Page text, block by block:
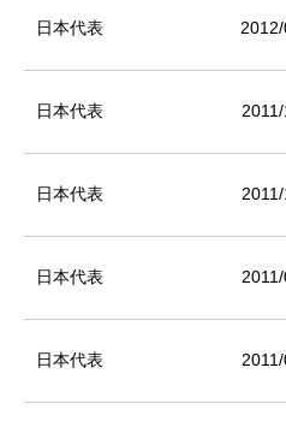
日本代表
日本代表
日本代表
日本代表
日本代表